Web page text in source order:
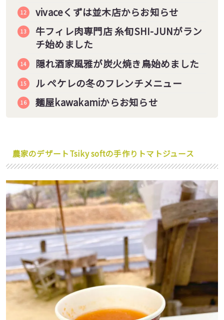
vivaceくずは並木店からお知らせ
牛フィレ肉専門店 糸旬SHI-JUNがラン
チ始めました
隠れ酒家風雅が炭火焼き鳥始めました
ル ペケレの冬のフレンチメニュー
麺屋kawakamiからお知らせ
農家のデザートTsiky softの手作りトマトジュース